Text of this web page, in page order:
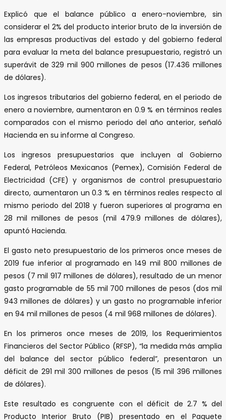
Explicó que el balance público a enero-noviembre, sin
considerar el 2% del producto interior bruto de la inversión de
las empresas productivas del estado y del gobierno federal
para evaluar la meta del balance presupuestario, registró un
superávit de 329 mil 900 millones de pesos (17.436 millones
de dólares).
Los ingresos tributarios del gobierno federal, en el periodo de
enero a noviembre, aumentaron en 0.9 % en términos reales
comparados con el mismo periodo del año anterior, señaló
Hacienda en su informe al Congreso.
Los ingresos presupuestarios que incluyen al Gobierno
Federal, Petróleos Mexicanos (Pemex), Comisión Federal de
Electricidad (CFE) y organismos de control presupuestario
directo, aumentaron un 0.3 % en términos reales respecto al
mismo periodo del 2018 y fueron superiores al programa en
28 mil millones de pesos (mil 479.9 millones de dólares),
apuntó Hacienda.
El gasto neto presupuestario de los primeros once meses de
2019 fue inferior al programado en 149 mil 800 millones de
pesos (7 mil 917 millones de dólares), resultado de un menor
gasto programable de 55 mil 700 millones de pesos (dos mil
943 millones de dólares) y un gasto no programable inferior
en 94 mil millones de pesos (4 mil 968 millones de dólares).
En los primeros once meses de 2019, los Requerimientos
Financieros del Sector Público (RFSP), “la medida más amplia
del balance del sector público federal”, presentaron un
déficit de 291 mil 300 millones de pesos (15 mil 396 millones
de dólares).
Este resultado es congruente con el déficit de 2.7 % del
Producto Interior Bruto (PIB) presentado en el Paquete